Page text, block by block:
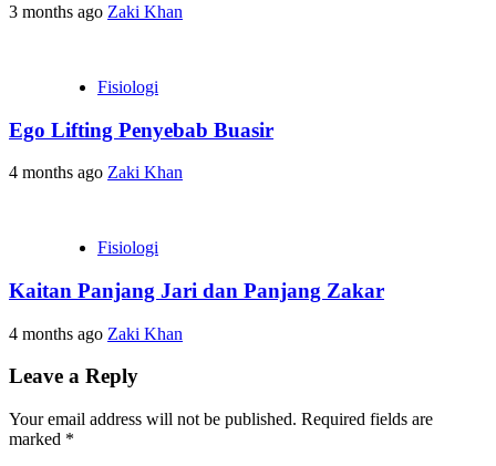
3 months ago Zaki Khan
Fisiologi
Ego Lifting Penyebab Buasir
4 months ago Zaki Khan
Fisiologi
Kaitan Panjang Jari dan Panjang Zakar
4 months ago Zaki Khan
Leave a Reply
Your email address will not be published. Required fields are
marked *